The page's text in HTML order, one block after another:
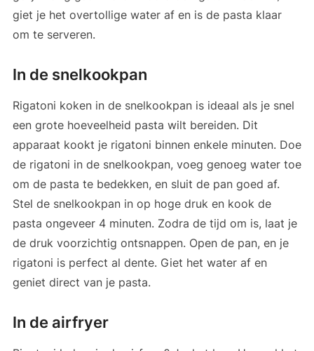
giet je het overtollige water af en is de pasta klaar
om te serveren.
In de snelkookpan
Rigatoni koken in de snelkookpan is ideaal als je snel
een grote hoeveelheid pasta wilt bereiden. Dit
apparaat kookt je rigatoni binnen enkele minuten. Doe
de rigatoni in de snelkookpan, voeg genoeg water toe
om de pasta te bedekken, en sluit de pan goed af.
Stel de snelkookpan in op hoge druk en kook de
pasta ongeveer 4 minuten. Zodra de tijd om is, laat je
de druk voorzichtig ontsnappen. Open de pan, en je
rigatoni is perfect al dente. Giet het water af en
geniet direct van je pasta.
In de airfryer